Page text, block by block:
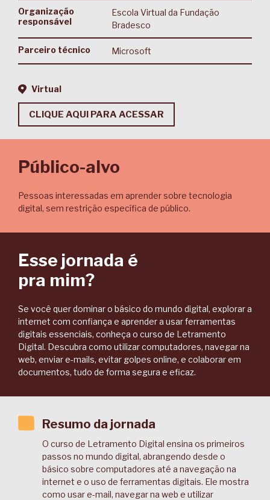
Organização
responsável
Escola Virtual da Fundação
Bradesco
Parceiro técnico Microsoft
Virtual
CLIQUE AQUI PARA ACESSAR
Público-alvo
Pessoas interessadas em aprender sobre tecnologia
digital, sem restrição específica de público.
Esse jornada é
pra mim?
Se você quer dominar o básico do mundo digital, explorar a
internet com confiança e aprender a usar ferramentas
digitais essenciais, conheça o curso de Letramento
Digital. Descubra como utilizar computadores, navegar na
web, enviar e-mails, evitar golpes online, e colaborar em
documentos, tudo de forma segura e eficaz.
Resumo da jornada
O curso de Letramento Digital ensina os primeiros
passos no mundo digital, abrangendo desde o
básico sobre computadores até a navegação na
internet e o uso de ferramentas digitais. Ele mostra
como usar e-mail, navegar na web e utilizar